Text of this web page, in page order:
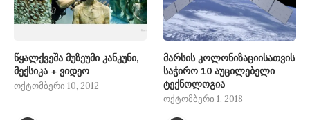
წყალქვეშა მუზეუმი კანკუნი,
მექსიკა + ვიდეო
ოქტომბერი 10, 2012
მარსის კოლონიზაციისათვის
საჭირო 10 აუცილებელი
ტექნოლოგია
ოქტომბერი 1, 2018